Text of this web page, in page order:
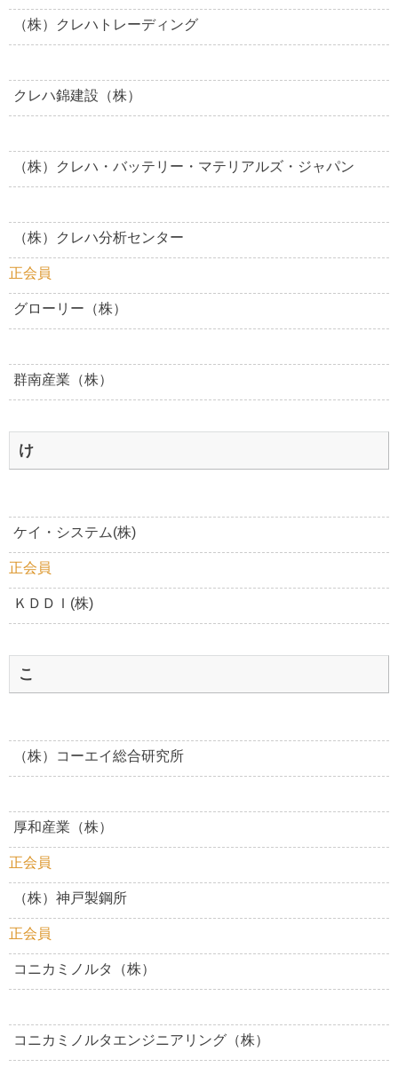
（株）クレハトレーディング
クレハ錦建設（株）
（株）クレハ・バッテリー・マテリアルズ・ジャパン
（株）クレハ分析センター
正会員
グローリー（株）
群南産業（株）
け
ケイ・システム(株)
正会員
ＫＤＤＩ(株)
こ
（株）コーエイ総合研究所
厚和産業（株）
正会員
（株）神戸製鋼所
正会員
コニカミノルタ（株）
コニカミノルタエンジニアリング（株）